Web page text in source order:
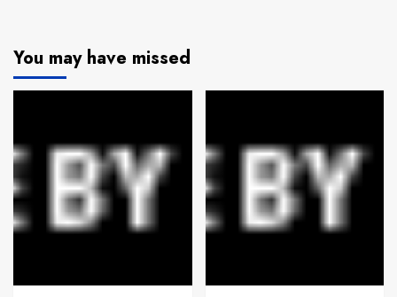
You may have missed